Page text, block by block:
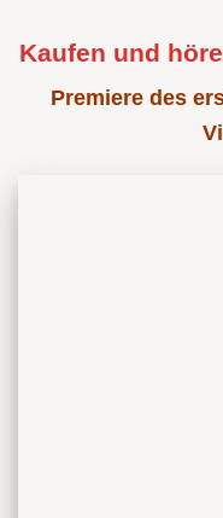
Kaufen und
Premiere des